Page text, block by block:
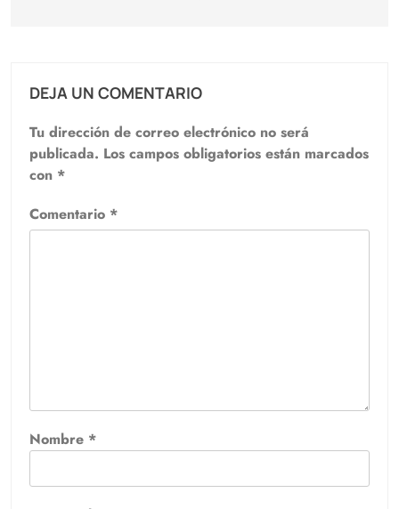
DEJA UN COMENTARIO
Tu dirección de correo electrónico no será
publicada. Los campos obligatorios están marcados
con *
Comentario *
Nombre *